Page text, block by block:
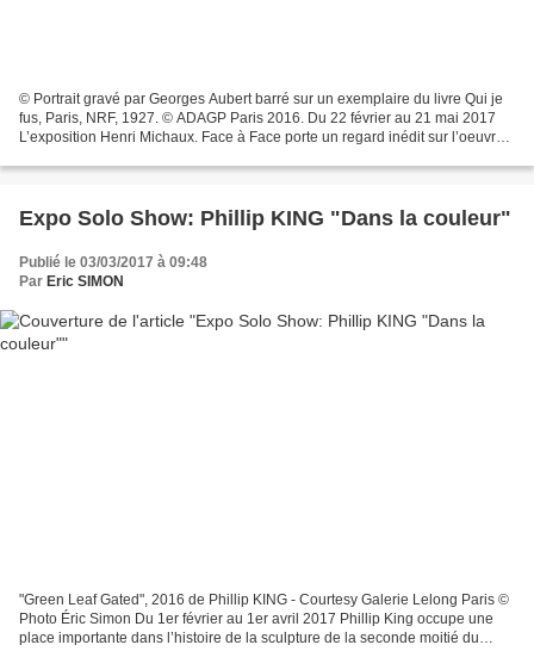
© Portrait gravé par Georges Aubert barré sur un exemplaire du livre Qui je
fus, Paris, NRF, 1927. © ADAGP Paris 2016. Du 22 février au 21 mai 2017
L’exposition Henri Michaux. Face à Face porte un regard inédit sur l’oeuvre
Expo Solo Show: Phillip KING "Dans la couleur"
Publié le 03/03/2017 à 09:48
Par Eric SIMON
"Green Leaf Gated", 2016 de Phillip KING - Courtesy Galerie Lelong Paris ©
Photo Éric Simon Du 1er février au 1er avril 2017 Phillip King occupe une
place importante dans l’histoire de la sculpture de la seconde moitié du